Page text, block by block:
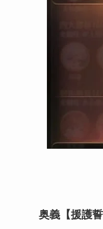
奥義【援護